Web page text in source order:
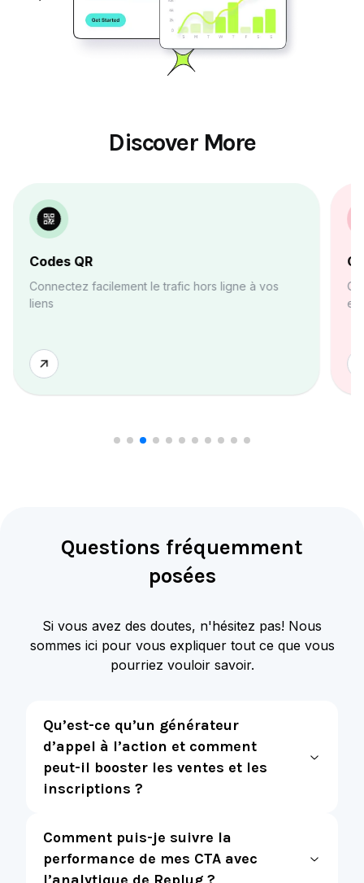
Discover More
Codes QR
Connectez facilement le trafic hors ligne à vos
liens
Questions fréquemment
posées
Si vous avez des doutes, n'hésitez pas! Nous
sommes ici pour vous expliquer tout ce que vous
pourriez vouloir savoir.
Qu’est-ce qu’un générateur
d’appel à l’action et comment
peut-il booster les ventes et les
inscriptions ?
Comment puis-je suivre la
performance de mes CTA avec
l’analytique de Replug ?